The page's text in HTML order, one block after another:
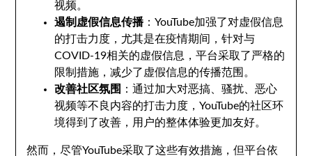
视频。
遏制虚假信息传播：YouTube加强了对虚假信息
的打击力度，尤其是在疫情期间，针对与
COVID-19相关的虚假信息，平台采取了严格的
限制措施，减少了虚假信息的传播范围。
改善社区氛围
：通过加大对恶搞、骚扰、恶心
视频等不良内容的打击力度，YouTube的社区环
境得到了改善，用户的整体体验更加友好。
然而，尽管YouTube采取了这些有效措施，但平台依